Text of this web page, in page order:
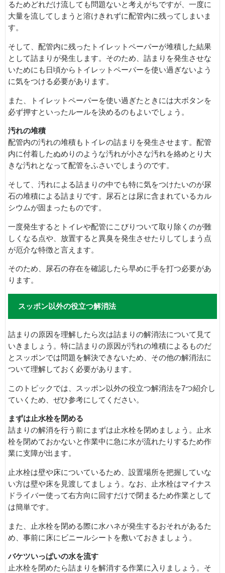
るためどれだけ流しても問題ないと考えがちですが、一度に
大量を流してしまうと溶けきれずに配管内に残ってしまいま
す。
そして、配管内に残ったトイレットペーパーが堆積した結果
として詰まりが発生します。そのため、詰まりを発生させな
いためにも日頃からトイレットペーパーを使い過ぎないよう
に気をつける必要があります。
また、トイレットペーパーを使い過ぎたときには大ボタンを
必ず押すといったルールを決めるのもよいでしょう。
汚れの堆積
配管内の汚れの堆積もトイレの詰まりを発生させます。配管
内に付着したぬめりのような汚れが小さな汚れを絡めとり大
きな汚れとなって配管をふさいでしまうのです。
そして、汚れによる詰まりの中でも特に気をつけたいのが尿
石の堆積による詰まりです。尿石とは尿に含まれているカル
シウムが固まったものです。
一度発生するとトイレや配管にこびりついて取り除くのが難
しくなる点や、放置すると異臭を発生させたりしてしまう点
が厄介な特徴と言えます。
そのため、尿石の存在を確認したら早めに手を打つ必要があ
ります。
スッポン以外の役立つ解消法
詰まりの原因を理解したら次は詰まりの解消法について見て
いきましょう。特に詰まりの原因が汚れの堆積によるものだ
とスッポンでは問題を解決できないため、その他の解消法に
ついて理解しておく必要があります。
このトピックでは、スッポン以外の役立つ解消法を7つ紹介し
ていくため、ぜひ参考にしてください。
まずは止水栓を閉める
詰まりの解消を行う前にまずは止水栓を閉めましょう。止水
栓を閉めておかないと作業中に急に水が流れたりするため作
業に支障が出ます。
止水栓は壁や床についているため、設置場所を把握していな
い方は壁や床を見渡してましょう。なお、止水栓はマイナス
ドライバー使って右方向に回すだけで閉まるため作業として
は簡単です。
また、止水栓を閉める際に水ハネが発生するおそれがあるた
め、事前に床にビニールシートを敷いておきましょう。
バケツいっぱいの水を流す
止水栓を閉めたら詰まりを解消する作業に入りましょう。そ